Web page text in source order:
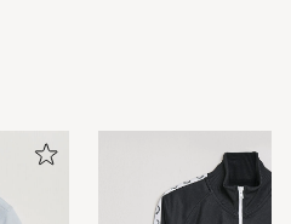
1940er Jahre, seine
dem Namen Fred Perry
von Wimbledon